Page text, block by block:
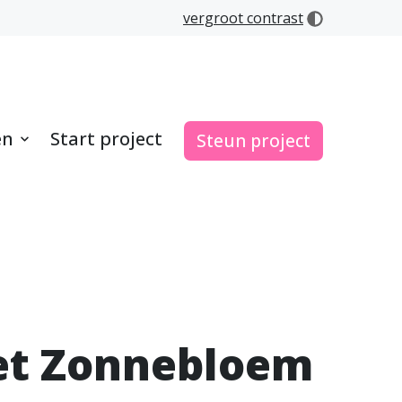
vergroot contrast
Start project Steun project
Zonnebloem